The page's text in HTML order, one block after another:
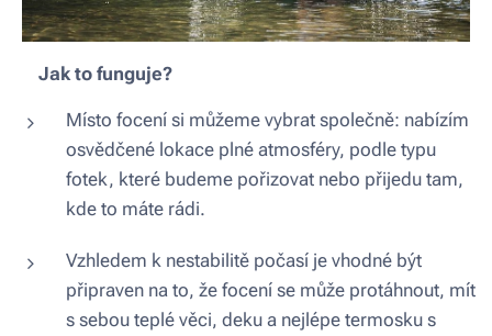
Jak to funguje?
Místo focení si můžeme vybrat společně: nabízím
osvědčené lokace plné atmosféry, podle typu
fotek, které budeme pořizovat nebo přijedu tam,
kde to máte rádi.
Vzhledem k nestabilitě počasí je vhodné být
připraven na to, že focení se může protáhnout, mít
s sebou teplé věci, deku a nejlépe termosku s